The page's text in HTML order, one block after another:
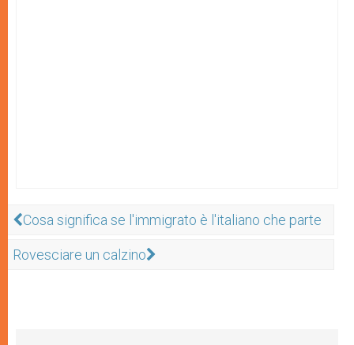
Cosa significa se l'immigrato è l'italiano che parte
Rovesciare un calzino